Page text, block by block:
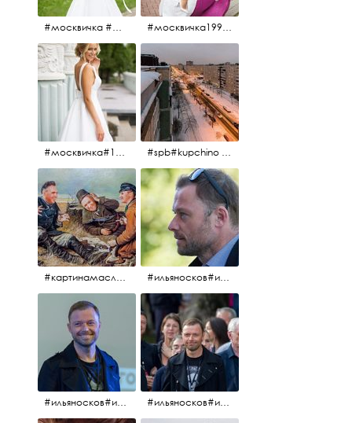
#москвичка #москвичка1990#вднх2016 #июль2016 #1990 #москвичка1990@#июль2016 #вднх2016 #1990
#москвичка#1990#вднх2016#июль2016# #spb#kupchino #крышапотекла
#картинамаслом #картина #охотники#хорошеенастроение #aplgallery #ильяносков#ильяносков2016#очеммолчатфранцузы #санктпетербург #кино#фильфильфильм @ilya_noskov_official
#ильяносков#ильяносков_главныйгерой #санктпетербург #ленфильм# @ilya_noskov_official #контрибуция#очеммолчатфранцузы#эдуардпичугин #ильяносков#ильяносков_главныйгерой @ilya_noskov_official #очеммолчатфранцузы#очёммолчатфранцузы